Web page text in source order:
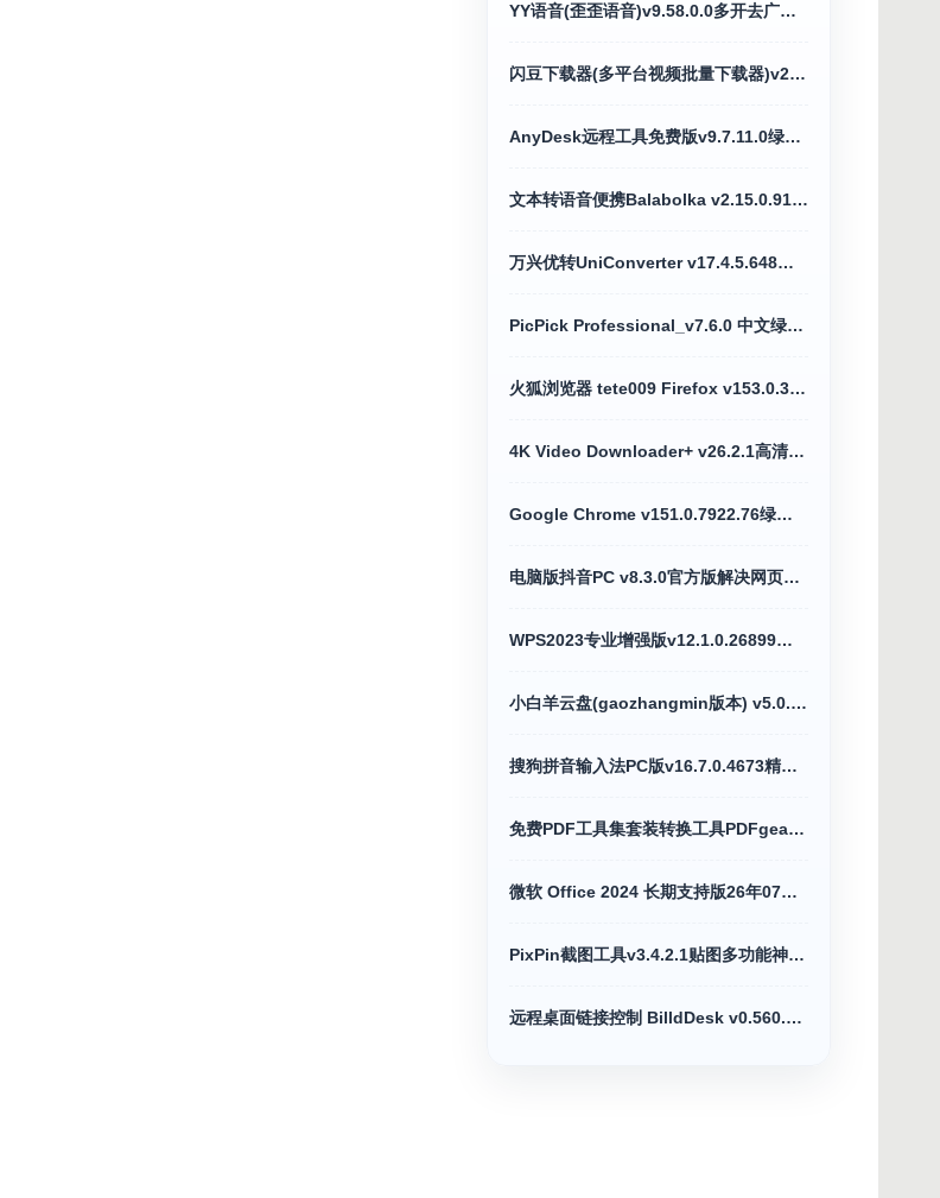
YY语音(歪歪语音)v9.58.0.0多开去广告绿色版
闪豆下载器(多平台视频批量下载器)v2026.07.29
AnyDesk远程工具免费版v9.7.11.0绿色便携版
文本转语音便携Balabolka v2.15.0.918绿色版
万兴优转UniConverter v17.4.5.648全能格式转换破解版
PicPick Professional_v7.6.0 中文绿色便携版
火狐浏览器 tete009 Firefox v153.0.3便携版
4K Video Downloader+ v26.2.1高清4K视频下载器
Google Chrome v151.0.7922.76绿色便携版
电脑版抖音PC v8.3.0官方版解决网页切换烦恼
WPS2023专业增强版v12.1.0.26899激活优化版
小白羊云盘(gaozhangmin版本) v5.0.13绿化版
搜狗拼音输入法PC版v16.7.0.4673精简优化版
免费PDF工具集套装转换工具PDFgear v2.1.18
微软 Office 2024 长期支持版26年07月更新版
PixPin截图工具v3.4.2.1贴图多功能神器绿色版
远程桌面链接控制 BilldDesk v0.560.0支持网页版